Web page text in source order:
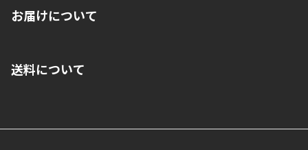
いいただくことはできません。ご了承ください。
■代金引換(代引)※手数料がかかります
お届けについて
ご注文が確認出来次第、1～4営業日に発送いたします。「お取り
業日にてお引渡しとなります。(離島などの場合、例外もあります)
送料について